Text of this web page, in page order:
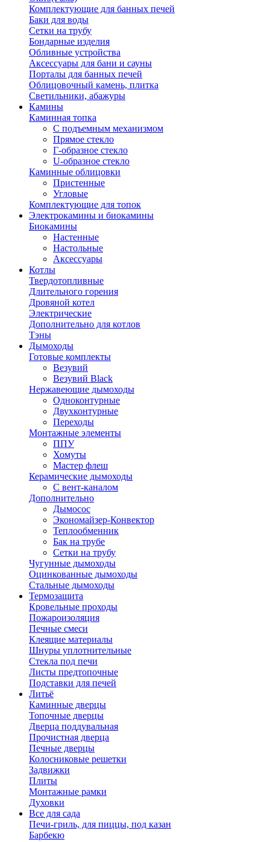
Комплектующие для банных печей
Баки для воды
Сетки на трубу
Бондарные изделия
Обливные устройства
Аксессуары для бани и сауны
Порталы для банных печей
Облицовочный камень, плитка
Светильники, абажуры
Камины
Каминная топка
С подъемным механизмом
Прямое стекло
Г-образное стекло
U-образное стекло
Каминные облицовки
Пристенные
Угловые
Комплектующие для топок
Электрокамины и биокамины
Биокамины
Настенные
Настольные
Аксессуары
Котлы
Твердотопливные
Длительного горения
Дровяной котел
Электрические
Дополнительно для котлов
Тэны
Дымоходы
Готовые комплекты
Везувий
Везувий Black
Нержавеющие дымоходы
Одноконтурные
Двухконтурные
Переходы
Монтажные элементы
ППУ
Хомуты
Мастер флеш
Керамические дымоходы
С вент-каналом
Дополнительно
Дымосос
Экономайзер-Конвектор
Теплообменник
Бак на трубе
Сетки на трубу
Чугунные дымоходы
Оцинкованные дымоходы
Стальные дымоходы
Термозащита
Кровельные проходы
Пожароизоляция
Печные смеси
Клеящие материалы
Шнуры уплотнительные
Стекла под печи
Листы предтопочные
Подставки для печей
Литьё
Каминные дверцы
Топочные дверцы
Дверца поддувальная
Прочистная дверца
Печные дверцы
Колосниковые решетки
Задвижки
Плиты
Монтажные рамки
Духовки
Все для сада
Печи-гриль, для пиццы, под казан
Барбекю